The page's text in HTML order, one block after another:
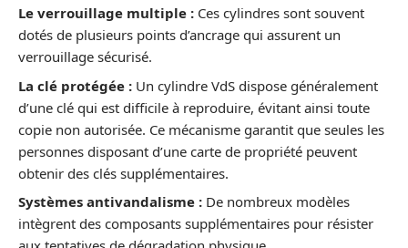
Le verrouillage multiple : Ces cylindres sont souvent
dotés de plusieurs points d’ancrage qui assurent un
verrouillage sécurisé.
La clé protégée : Un cylindre VdS dispose généralement
d’une clé qui est difficile à reproduire, évitant ainsi toute
copie non autorisée. Ce mécanisme garantit que seules les
personnes disposant d’une carte de propriété peuvent
obtenir des clés supplémentaires.
Systèmes antivandalisme : De nombreux modèles
intègrent des composants supplémentaires pour résister